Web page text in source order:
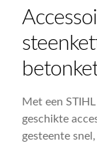
STIHL
Accessoires
Zaag- en
Met een
geschikte
gesteente